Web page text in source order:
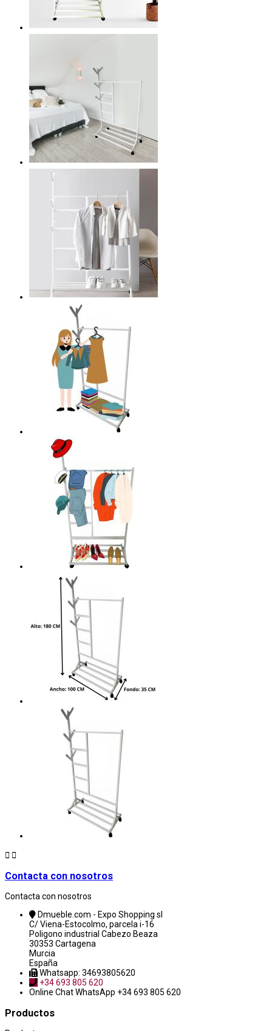
 
Contacta con nosotros
Contacta con nosotros
Dmueble.com - Expo Shopping sl
C/ Viena-Estocolmo, parcela i-16
Poligono industrial Cabezo Beaza
30353 Cartagena
Murcia
España
Whatsapp: 34693805620
+34 693 805 620
Online ChatWhatsApp +34 693 805 620
Productos